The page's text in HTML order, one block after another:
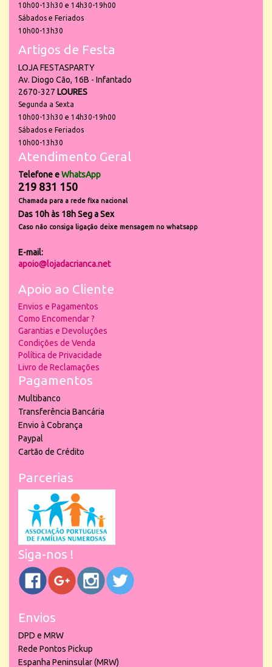
10h00-13h30 e 14h30-19h00
Sábados e Feriados
10h00-13h30
Artigos de Festa
LOJA FESTASPARTY
Av. Diogo Cão, 16B - Infantado
2670-327 LOURES
Segunda a Sexta
10h00-13h30 e 14h30-19h00
Sábados e Feriados
10h00-13h30
Atendimento Geral
Telefone eWhatsApp
219 831 150
Chamada para a rede fixa nacional
Das 10h às 18h Seg a Sex
Caso não consiga ligação deixe mensagem no whatsapp
E-mail:
apoio@lojadacrianca.net
Apoio ao Cliente
Envios e Pagamentos
Como Encomendar ?
Garantias e Devoluções
Condições de Venda
Política de Privacidade
Livro de Reclamações
Pagamentos
Multibanco
Transferência Bancária
Envio à Cobrança
Paypal
Cartão de Crédito
Parcerias
Siga-nos !
Envios
DPD e MRW
Rede Pontos Pickup
Espanha Peninsular (MRW)